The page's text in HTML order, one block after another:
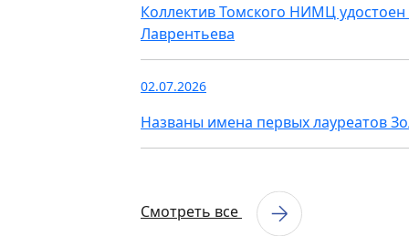
Коллектив Томского НИМЦ
Лаврентьева
02.07.2026
Названы имена первых лауреатов
Смотреть все